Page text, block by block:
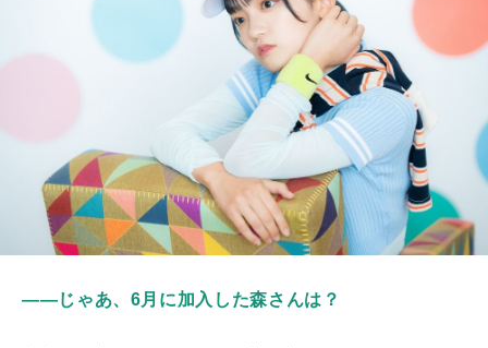
――じゃあ、6月に加入した森さんは？